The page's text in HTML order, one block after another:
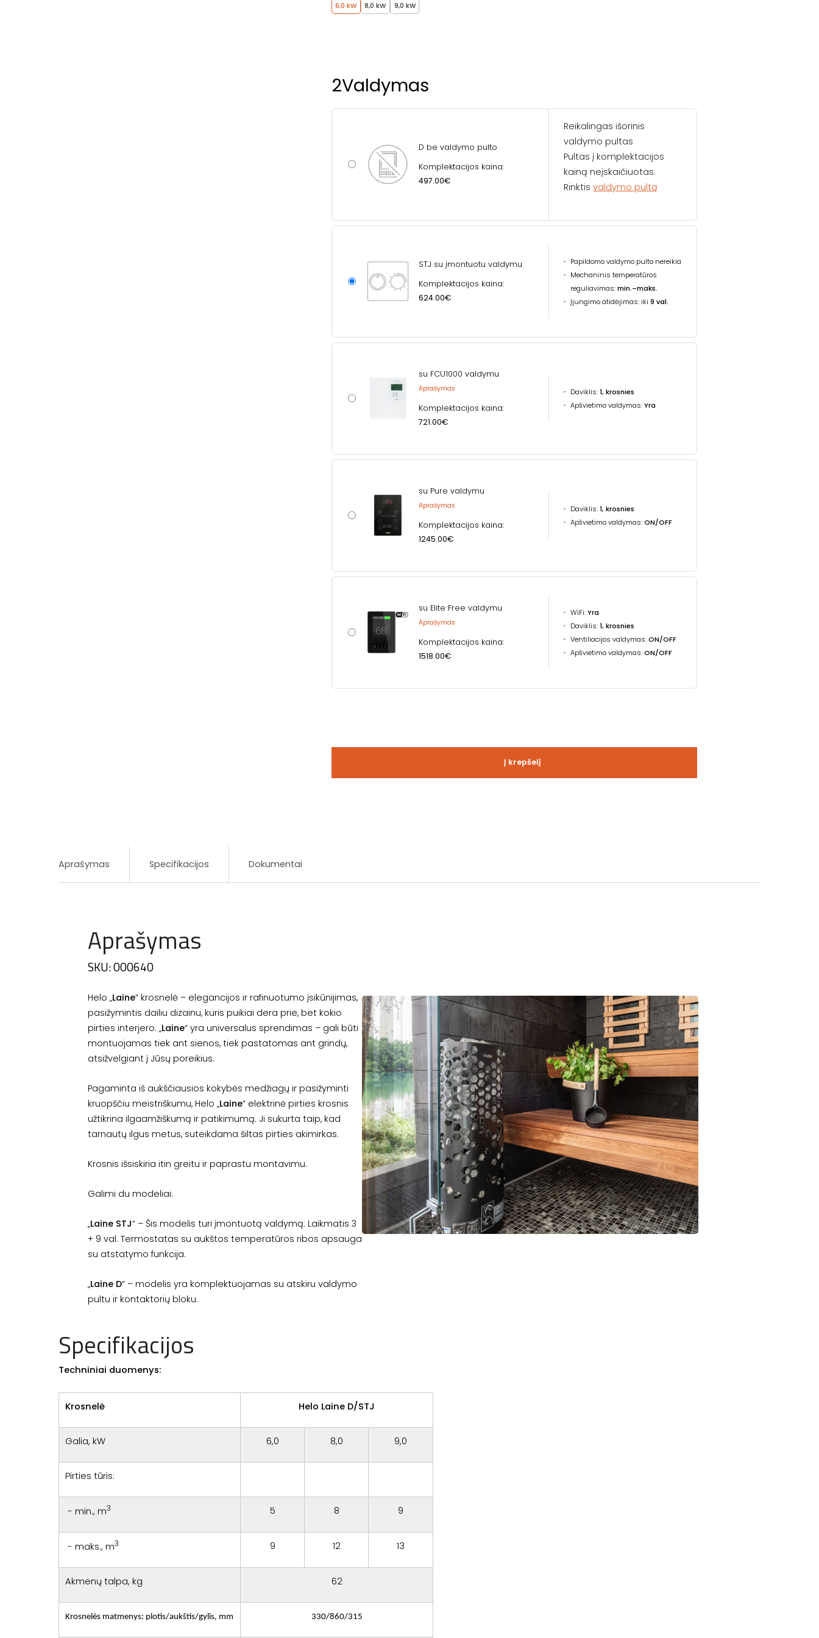
6,0 kW 8,0 kW 9,0 kW
2Valdymas
D be valdymo pulto
Komplektacijos kaina:
497.00€
Reikalingas išorinis
valdymo pultas
Pultas į komplektacijos
kainą neįskaičiuotas.
Rinktisvaldymo pultą
STJ su įmontuotu valdymu
Komplektacijos kaina:
624.00€
Papildomo valdymo pulto nereikia
Mechaninis temperatūros
reguliavimas:min.–maks.
Įjungimo atidėjimas: iki 9 val.
su FCU1000 valdymu
Aprašymas
Komplektacijos kaina:
721.00€
Daviklis:1, krosnies
Apšvietimo valdymas:Yra
su Pure valdymu
Aprašymas
Komplektacijos kaina:
1245.00€
Daviklis:1, krosnies
Apšvietimo valdymas:ON/OFF
su Elite Free valdymu
Aprašymas
Komplektacijos kaina:
1518.00€
WiFi:Yra
Daviklis:1, krosnies
Ventiliacijos valdymas:ON/OFF
Apšvietimo valdymas:ON/OFF
Į krepšelį
Aprašymas Specifikacijos Dokumentai
Aprašymas
SKU: 000640
Helo „Laine“ krosnelė – elegancijos ir rafinuotumo įsikūnijimas,
pasižymintis dailiu dizainu, kuris puikiai dera prie, bet kokio
pirties interjero. „Laine“ yra universalus sprendimas – gali būti
montuojamas tiek ant sienos, tiek pastatomas ant grindų,
atsižvelgiant į Jūsų poreikius.
Pagaminta iš aukščiausios kokybės medžiagų ir pasižyminti
kruopščiu meistriškumu, Helo „Laine“ elektrinė pirties krosnis
užtikrina ilgaamžiškumą ir patikimumą. Ji sukurta taip, kad
tarnautų ilgus metus, suteikdama šiltas pirties akimirkas.
Krosnis išsiskiria itin greitu ir paprastu montavimu.
Galimi du modeliai:
„Laine STJ“ – Šis modelis turi įmontuotą valdymą: Laikmatis 3
+ 9 val. Termostatas su aukštos temperatūros ribos apsauga
su atstatymo funkcija.
„Laine D“ – modelis yra komplektuojamas su atskiru valdymo
pultu ir kontaktorių bloku.
Specifikacijos
Techniniai duomenys:
Krosnelė Helo Laine D/STJ
Galia, kW 6,0 8,0 9,0
Pirties tūris:
- min., m3 5 8 9
- maks., m3 9 12 13
Akmenų talpa, kg 62
Krosnelės matmenys: plotis/aukštis/gylis, mm 330/860/315